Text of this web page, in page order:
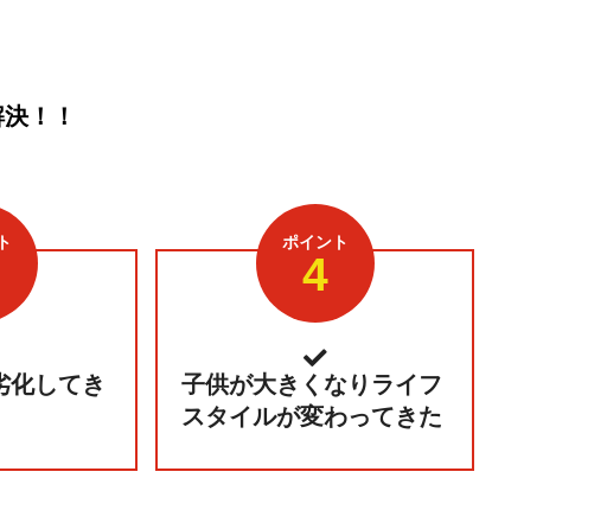
！！
化してき
ポイント
4
子供が大きくなりライフ
スタイルが変わってきた